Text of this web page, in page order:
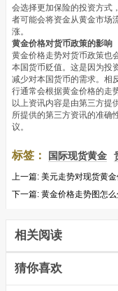
会选择更加保险的投资方式
者可能会将资金从黄金市场
涨。
黄金价格对货币政策的影响
黄金价格走势对货币政策也
本国货币贬值。这是因为投
减少对本国货币的需求。相
行通常会根据黄金价格的走
以上资讯内容是由第三方提
所提供的第三方资讯的准确
议。
标签： 国际现货黄金
上一篇: 美元走势对现货黄
下一篇: 黄金价格走势图怎么
相关阅读
猜你喜欢